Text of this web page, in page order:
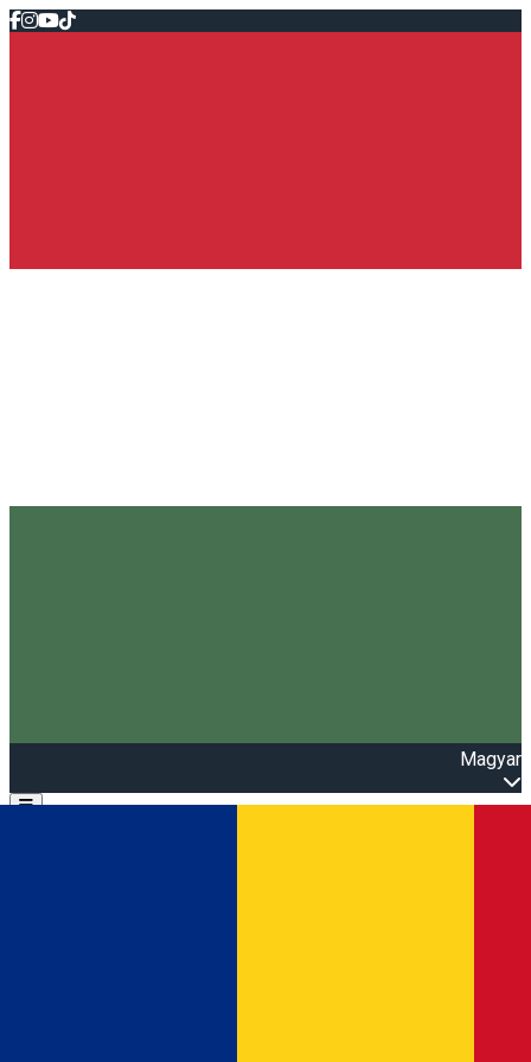
Magyar
Open main menu